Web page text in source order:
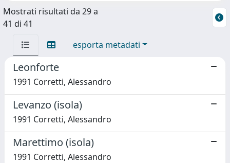
Mostrati risultati da 29 a
41 di 41
esporta metadati
Leonforte
1991 Corretti, Alessandro
Levanzo (isola)
1991 Corretti, Alessandro
Marettimo (isola)
1991 Corretti, Alessandro